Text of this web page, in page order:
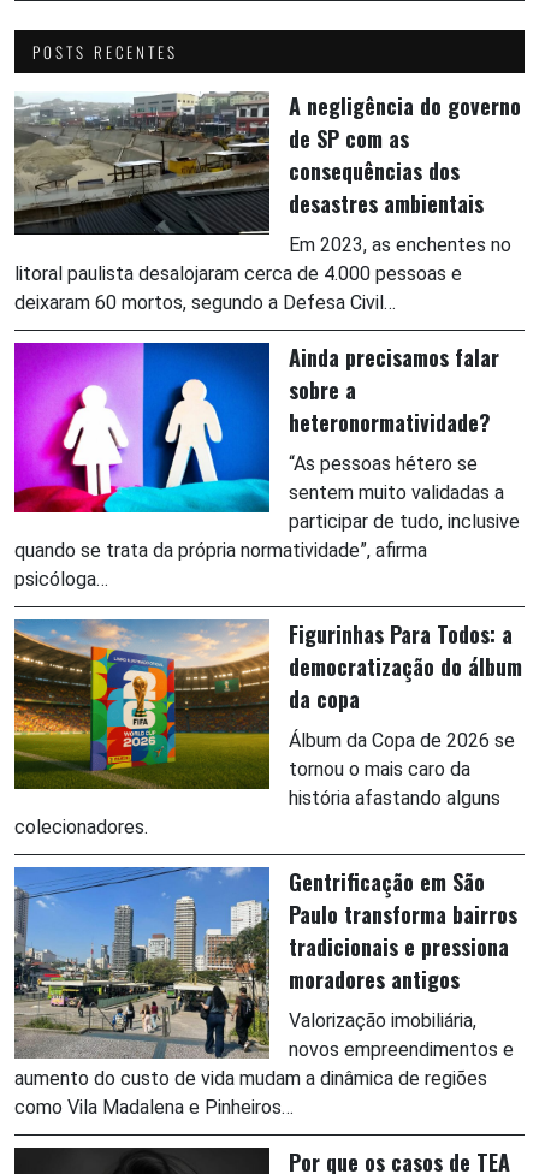
POSTS RECENTES
A negligência do governo
de SP com as
consequências dos
desastres ambientais
Em 2023, as enchentes no
litoral paulista desalojaram cerca de 4.000 pessoas e
deixaram 60 mortos, segundo a Defesa Civil…
Ainda precisamos falar
sobre a
heteronormatividade?
“As pessoas hétero se
sentem muito validadas a
participar de tudo, inclusive
quando se trata da própria normatividade”, afirma
psicóloga…
Figurinhas Para Todos: a
democratização do álbum
da copa
Álbum da Copa de 2026 se
tornou o mais caro da
história afastando alguns
colecionadores.
Gentrificação em São
Paulo transforma bairros
tradicionais e pressiona
moradores antigos
Valorização imobiliária,
novos empreendimentos e
aumento do custo de vida mudam a dinâmica de regiões
como Vila Madalena e Pinheiros…
Por que os casos de TEA